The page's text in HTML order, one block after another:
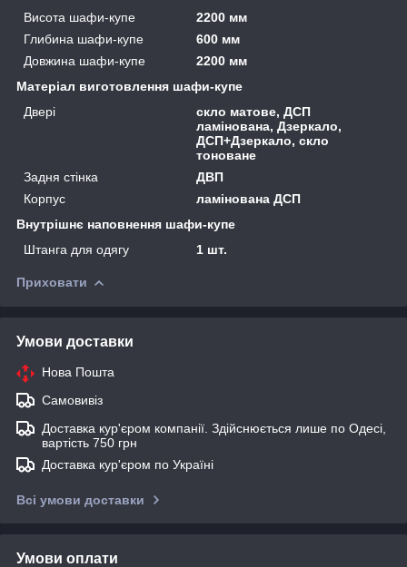
Висота шафи-купе
2200 мм
Глибина шафи-купе
600 мм
Довжина шафи-купе
2200 мм
Матеріал виготовлення шафи-купе
Двері
скло матове, ДСП
ламінована, Дзеркало,
ДСП+Дзеркало, скло
тоноване
Задня стінка
ДВП
Корпус
ламінована ДСП
Внутрішнє наповнення шафи-купе
Штанга для одягу
1 шт.
Приховати
Умови доставки
Нова Пошта
Самовивіз
Доставка кур'єром компанії. Здійснюється лише по Одесі,
вартість 750 грн
Доставка кур'єром по Україні
Всі умови доставки
Умови оплати